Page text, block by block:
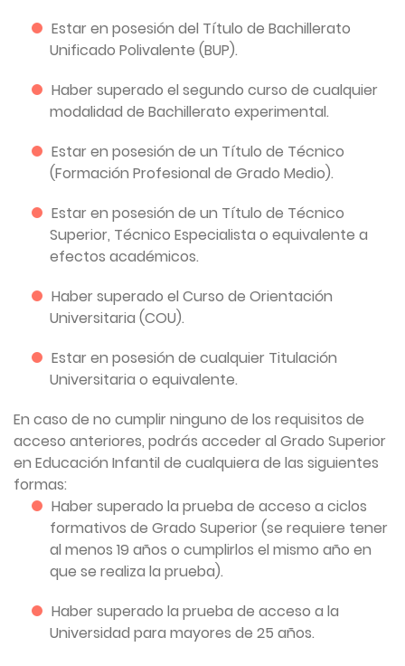
Estar en posesión del Título de Bachillerato
Unificado Polivalente (BUP).
Haber superado el segundo curso de cualquier
modalidad de Bachillerato experimental.
Estar en posesión de un Título de Técnico
(Formación Profesional de Grado Medio).
Estar en posesión de un Título de Técnico
Superior, Técnico Especialista o equivalente a
efectos académicos.
Haber superado el Curso de Orientación
Universitaria (COU).
Estar en posesión de cualquier Titulación
Universitaria o equivalente.
En caso de no cumplir ninguno de los requisitos de
acceso anteriores, podrás acceder al Grado Superior
en Educación Infantil de cualquiera de las siguientes
formas:
Haber superado la prueba de acceso a ciclos
formativos de Grado Superior (se requiere tener
al menos 19 años o cumplirlos el mismo año en
que se realiza la prueba).
Haber superado la prueba de acceso a la
Universidad para mayores de 25 años.